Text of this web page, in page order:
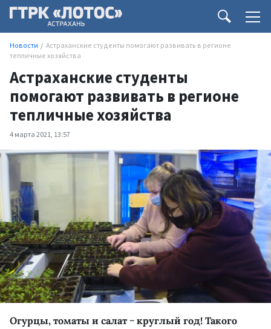
Новости
Астраханские студенты помогают развивать в регионе
тепличные хозяйства
Астраханские студенты
помогают развивать в регионе
тепличные хозяйства
4 марта 2021, 13:57
Огурцы, томаты и салат − круглый год! Такого